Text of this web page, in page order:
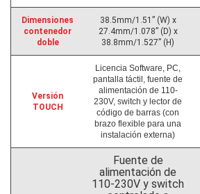
Dimensiones
contenedor
doble
38.5mm/1.51” (W) x
27.4mm/1.078” (D) x
38.8mm/1.527” (H)
Versión
TOUCH
Licencia Software, PC,
pantalla táctil, fuente de
alimentación de 110-
230V, switch y lector de
código de barras (con
brazo flexible para una
instalación externa)
Fuente de
alimentación de
110-230V y switch